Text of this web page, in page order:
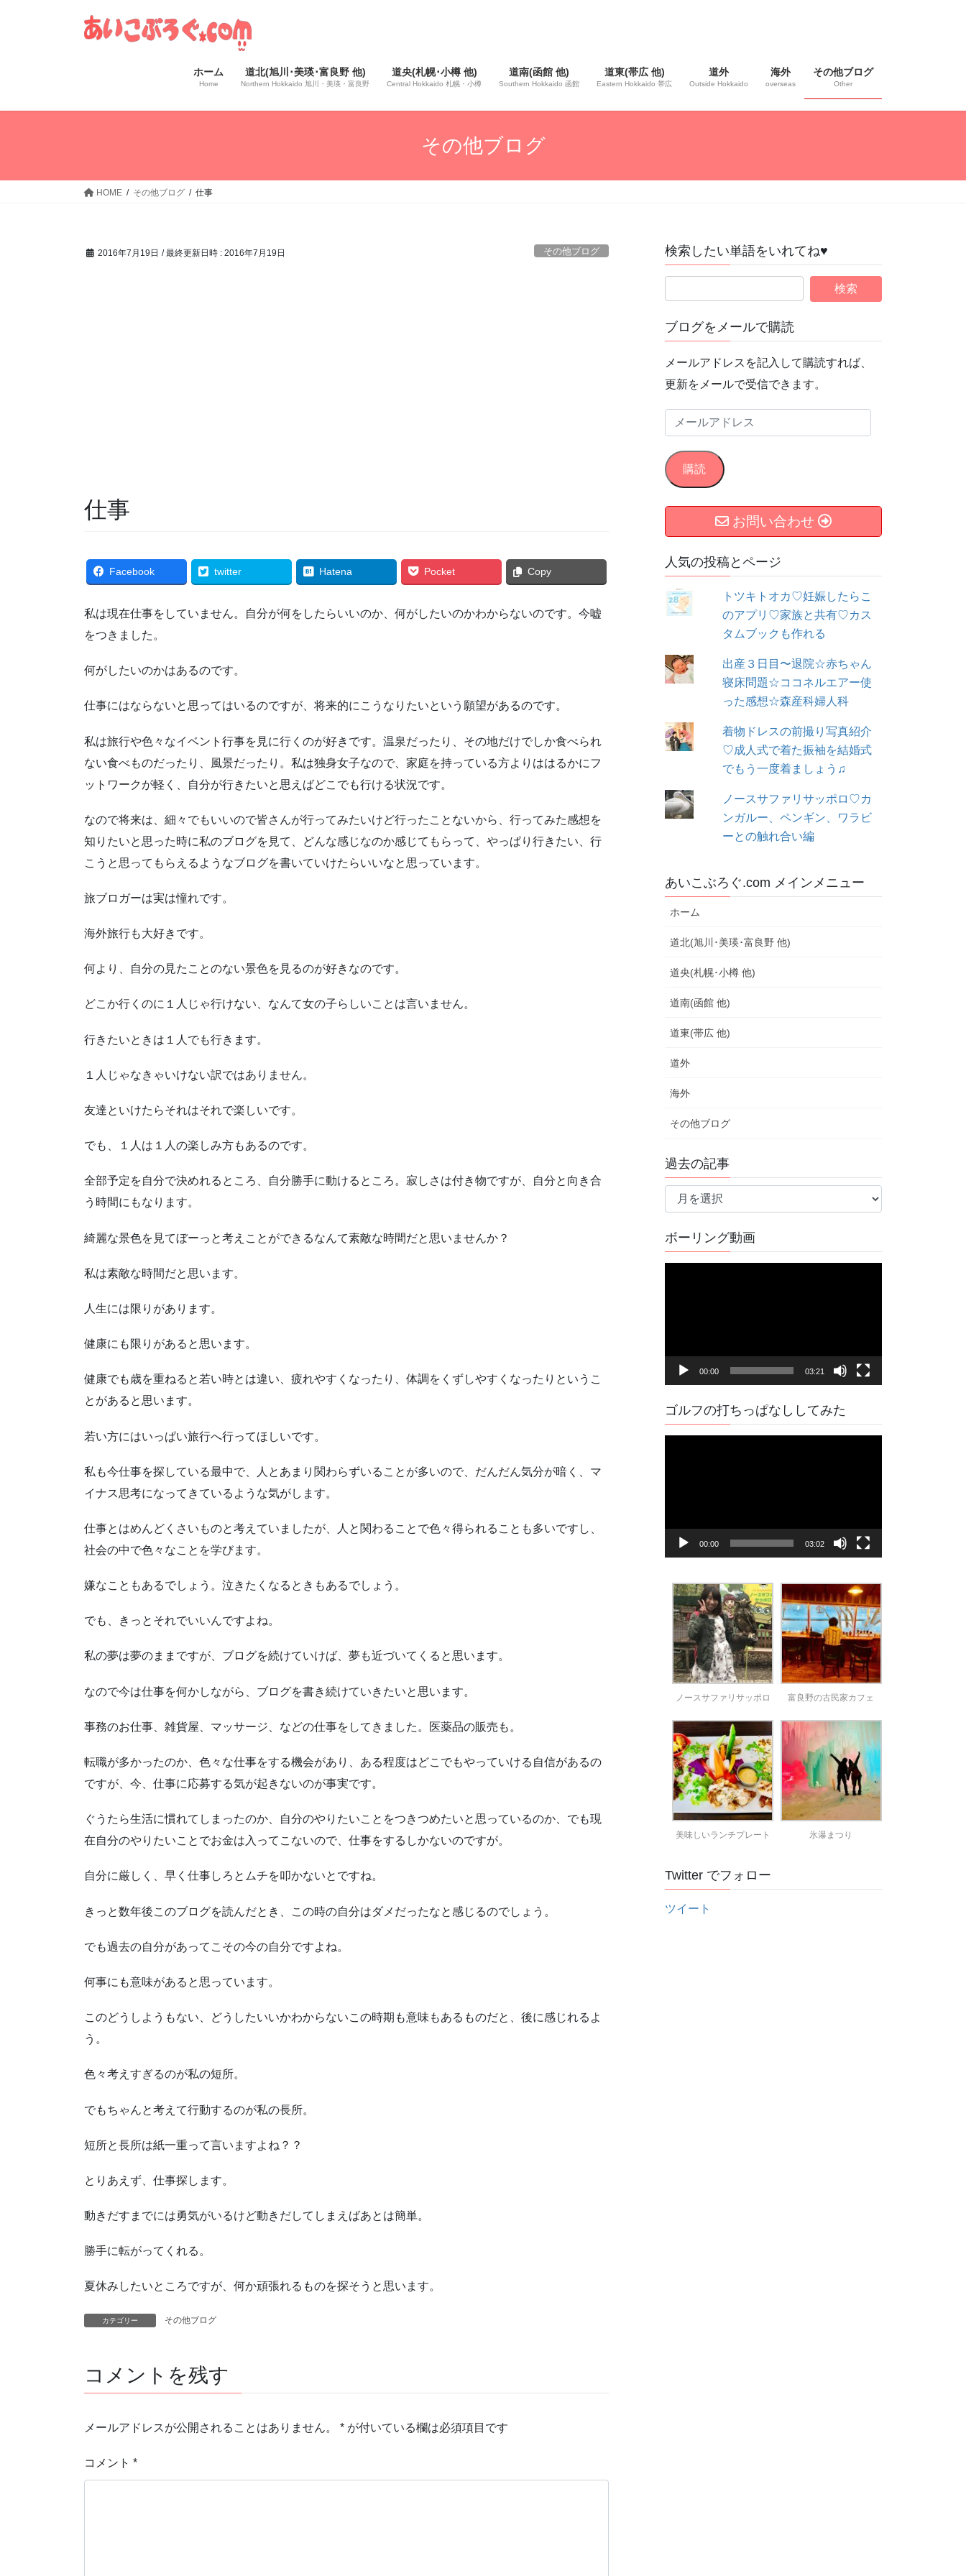
ス
ン
ホーム
Home
道北(旭川･美瑛･富良野 他)
Northern Hokkaido 旭川・美瑛・富良野
道央(札幌･小樽 他)
Central Hokkaido 札幌・小樽
道南(函館 他)
Southern Hokkaido 函館
道東(帯広 他)
Eastern Hokkaido 帯広
道外
Outside Hokkaido
海外
overseas
その他ブログ
Other
その他ブログ
HOME その他ブログ 仕事
2016年7月19日 / 最終更新日時 : 2016年7月19日 その他ブログ
仕事
Facebook twitter Hatena Pocket Copy
私は現在仕事をしていません。自分が何をしたらいいのか、何がしたいのかわからないのです。今嘘
をつきました。
何がしたいのかはあるのです。
仕事にはならないと思ってはいるのですが、将来的にこうなりたいという願望があるのです。
私は旅行や色々なイベント行事を見に行くのが好きです。温泉だったり、その地だけでしか食べられ
ない食べものだったり、風景だったり。私は独身女子なので、家庭を持っている方よりははるかにフ
ットワークが軽く、自分が行きたいと思えばどこでも行ける状況です。
なので将来は、細々でもいいので皆さんが行ってみたいけど行ったことないから、行ってみた感想を
知りたいと思った時に私のブログを見て、どんな感じなのか感じてもらって、やっぱり行きたい、行
こうと思ってもらえるようなブログを書いていけたらいいなと思っています。
旅ブロガーは実は憧れです。
海外旅行も大好きです。
何より、自分の見たことのない景色を見るのが好きなのです。
どこか行くのに１人じゃ行けない、なんて女の子らしいことは言いません。
行きたいときは１人でも行きます。
１人じゃなきゃいけない訳ではありません。
友達といけたらそれはそれで楽しいです。
でも、１人は１人の楽しみ方もあるのです。
全部予定を自分で決めれるところ、自分勝手に動けるところ。寂しさは付き物ですが、自分と向き合
う時間にもなります。
綺麗な景色を見てぼーっと考えことができるなんて素敵な時間だと思いませんか？
私は素敵な時間だと思います。
人生には限りがあります。
健康にも限りがあると思います。
健康でも歳を重ねると若い時とは違い、疲れやすくなったり、体調をくずしやすくなったりというこ
とがあると思います。
若い方にはいっぱい旅行へ行ってほしいです。
私も今仕事を探している最中で、人とあまり関わらずいることが多いので、だんだん気分が暗く、マ
イナス思考になってきているような気がします。
仕事とはめんどくさいものと考えていましたが、人と関わることで色々得られることも多いですし、
社会の中で色々なことを学びます。
嫌なこともあるでしょう。泣きたくなるときもあるでしょう。
でも、きっとそれでいいんですよね。
私の夢は夢のままですが、ブログを続けていけば、夢も近づいてくると思います。
なので今は仕事を何かしながら、ブログを書き続けていきたいと思います。
事務のお仕事、雑貨屋、マッサージ、などの仕事をしてきました。医薬品の販売も。
転職が多かったのか、色々な仕事をする機会があり、ある程度はどこでもやっていける自信があるの
ですが、今、仕事に応募する気が起きないのが事実です。
ぐうたら生活に慣れてしまったのか、自分のやりたいことをつきつめたいと思っているのか、でも現
在自分のやりたいことでお金は入ってこないので、仕事をするしかないのですが。
自分に厳しく、早く仕事しろとムチを叩かないとですね。
きっと数年後このブログを読んだとき、この時の自分はダメだったなと感じるのでしょう。
でも過去の自分があってこその今の自分ですよね。
何事にも意味があると思っています。
このどうしようもない、どうしたいいかわからないこの時期も意味もあるものだと、後に感じれるよ
う。
色々考えすぎるのが私の短所。
でもちゃんと考えて行動するのが私の長所。
短所と長所は紙一重って言いますよね？？
とりあえず、仕事探します。
動きだすまでには勇気がいるけど動きだしてしまえばあとは簡単。
勝手に転がってくれる。
夏休みしたいところですが、何か頑張れるものを探そうと思います。
カテゴリー その他ブログ
コメントを残す
メールアドレスが公開されることはありません。 * が付いている欄は必須項目です
コメント *
検索したい単語をいれてね♥
ブログをメールで購読
メールアドレスを記入して購読すれば、
更新をメールで受信できます。
ー
ル
ア
ド
購読
お問い合わせ
人気の投稿とページ
トツキトオカ♡妊娠したらこ
のアプリ♡家族と共有♡カス
タムブックも作れる
出産３日目〜退院☆赤ちゃん
寝床問題☆ココネルエアー使
った感想☆森産科婦人科
着物ドレスの前撮り写真紹介
♡成人式で着た振袖を結婚式
でもう一度着ましょう♫
ノースサファリサッポロ♡カ
ンガルー、ペンギン、ワラビ
ーとの触れ合い編
あいこぶろぐ.com メインメニュー
ホーム
道北(旭川･美瑛･富良野 他)
道央(札幌･小樽 他)
道南(函館 他)
道東(帯広 他)
道外
海外
その他ブログ
過去の記事
過
記
事
ボーリング動画
ヤ
00:00 03:21
ゴルフの打ちっぱなししてみた
ヤ
00:00 03:02
ノースサファリサッポロ 富良野の古民家カフェ
美味しいランチプレート 氷瀑まつり
Twitter でフォロー
ツイート